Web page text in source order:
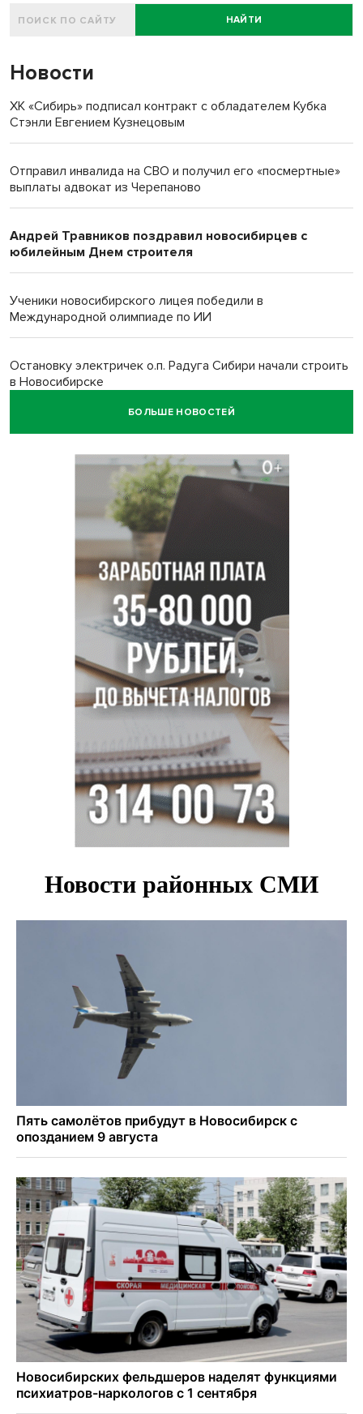
НАЙТИ
Новости
ХК «Сибирь» подписал контракт с обладателем Кубка
Стэнли Евгением Кузнецовым
Отправил инвалида на СВО и получил его «посмертные»
выплаты адвокат из Черепаново
Андрей Травников поздравил новосибирцев с
юбилейным Днем строителя
Ученики новосибирского лицея победили в
Международной олимпиаде по ИИ
Остановку электричек о.п. Радуга Сибири начали строить
в Новосибирске
Транспортная прокуратура проверит S7 после инцидента
500 литров ухи сварили новосибирцам на
Бугринском пляже
Под Новосибирском двое пострадали в ДТП с
перевернувшейся «ГАЗелью»
Легендарный хоккеист Тарасенко вернулся к брату в
БОЛЬШЕ НОВОСТЕЙ